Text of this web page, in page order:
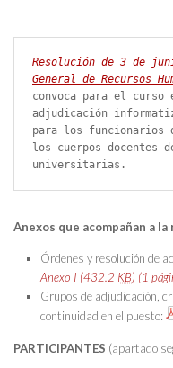
Resolución de 3 de
General de Recursos
convoca para el curso
adjudicación
para los funcionarios
los cuerpos docentes
universitarias.
Anexos que acompañan a
Órdenes y resolución de
Anexo I (432.2 KB) (1
Grupos de adjudicación,
continuidad en el puesto:
PARTICIPANTES (apartado